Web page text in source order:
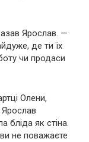
Ярослав. —
де ти їх
чи продаси
Олени,
бліда як стіна.
не поважаєте